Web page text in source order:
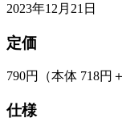
2023年12月21日
定価
790円 （本体 718円
仕様